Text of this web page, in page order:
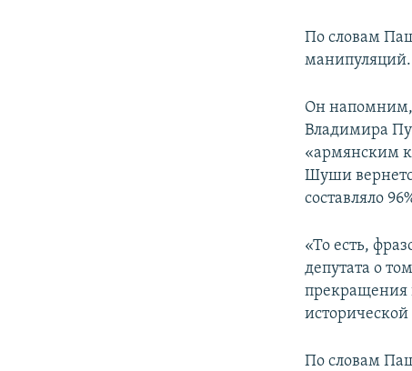
По словам
манипуляций.
Он напомним,
Владимира
«армянским
Шуши
составляло
«То есть,
депутата о
прекращения
По словам